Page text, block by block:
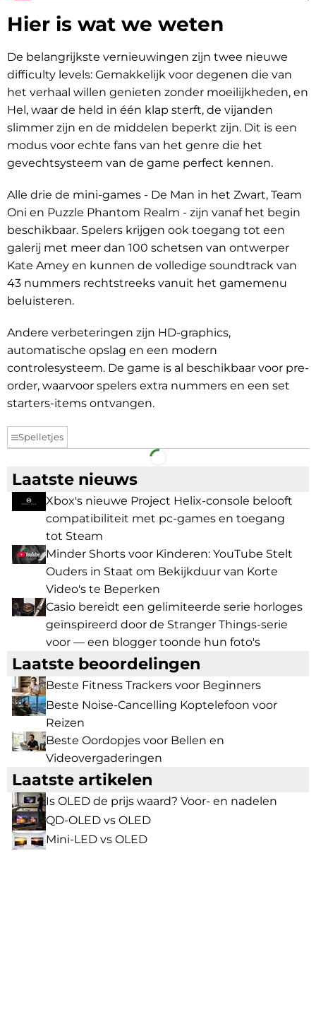
Hier is wat we weten
De belangrijkste vernieuwingen zijn twee nieuwe
difficulty levels: Gemakkelijk voor degenen die van
het verhaal willen genieten zonder moeilijkheden, en
Hel, waar de held in één klap sterft, de vijanden
slimmer zijn en de middelen beperkt zijn. Dit is een
modus voor echte fans van het genre die het
gevechtsysteem van de game perfect kennen.
Alle drie de mini-games - De Man in het Zwart, Team
Oni en Puzzle Phantom Realm - zijn vanaf het begin
beschikbaar. Spelers krijgen ook toegang tot een
galerij met meer dan 100 schetsen van ontwerper
Kate Amey en kunnen de volledige soundtrack van
43 nummers rechtstreeks vanuit het gamemenu
beluisteren.
Andere verbeteringen zijn HD-graphics,
automatische opslag en een modern
controlesysteem. De game is al beschikbaar voor pre-
order, waarvoor spelers extra nummers en een set
starters-items ontvangen.
Spelletjes
Facebook Telegram
Laatste nieuws
Xbox's nieuwe Project Helix-console belooft
compatibiliteit met pc-games en toegang
tot Steam
Minder Shorts voor Kinderen: YouTube Stelt
Ouders in Staat om Bekijkduur van Korte
Video's te Beperken
Casio bereidt een gelimiteerde serie horloges
geïnspireerd door de Stranger Things-serie
voor — een blogger toonde hun foto's
Laatste beoordelingen
Beste Fitness Trackers voor Beginners
Beste Noise-Cancelling Koptelefoon voor
Reizen
Beste Oordopjes voor Bellen en
Videovergaderingen
Laatste artikelen
Is OLED de prijs waard? Voor- en nadelen
QD-OLED vs OLED
Mini-LED vs OLED